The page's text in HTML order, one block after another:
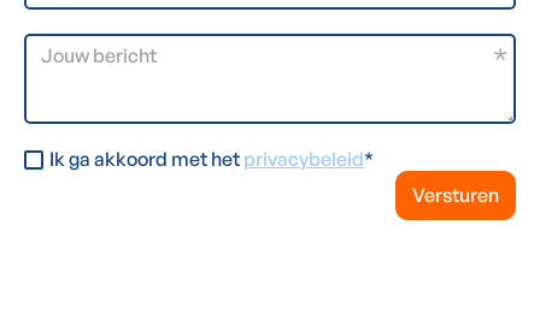
Ik ga akkoord met het privacybeleid*